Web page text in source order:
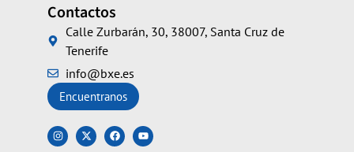
Contactos
Calle Zurbarán, 30, 38007, Santa Cruz de
Tenerife
info@bxe.es
Encuentranos